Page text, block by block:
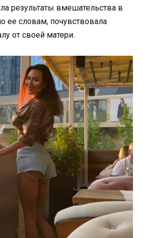
результаты вмешательства в
ее словам, почувствовала
от своей матери.